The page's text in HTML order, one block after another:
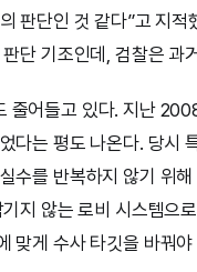
판단인 것 같다”고 지
단 기조인데, 검찰은 과
줄어들고 있다. 지난
다는 평도 나온다. 당시
수를 반복하지 않기 위
지 않는 로비 시스템으
맞게 수사 타깃을 바꿔